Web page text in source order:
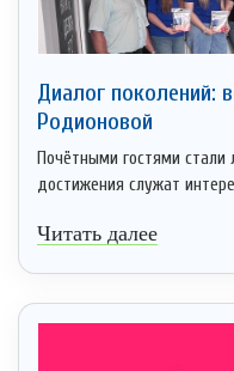
Диалог поколений:
Родионовой
Почётными гостями
достижения служат
Читать далее